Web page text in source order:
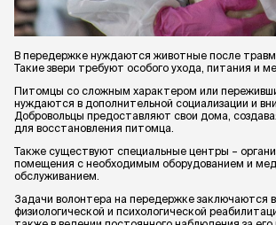
В передержке нуждаются животные после травм
Такие звери требуют особого ухода, питания и
Питомцы со сложным характером или
нуждаются в дополнительной социализации и
Добровольцы предоставляют свои дома,
для восстановления питомца.
Также существуют специальные центры –
помещения с необходимым оборудованием и
обслуживанием.
Задачи волонтера на передержке заключаются
физиологической и психологической